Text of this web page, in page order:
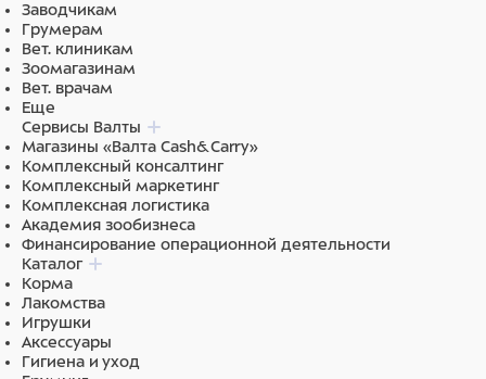
Заводчикам
Грумерам
Вет. клиникам
Зоомагазинам
Вет. врачам
Еще
Сервисы Валты
Магазины «Валта Cash&Carry»
Комплексный консалтинг
Комплексный маркетинг
Комплексная логистика
Академия зообизнеса
Финансирование операционной деятельности
Каталог
Корма
Лакомства
Игрушки
Аксессуары
Гигиена и уход